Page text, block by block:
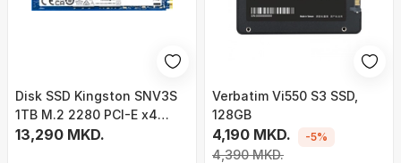
Disk SSD Kingston SNV3S
1TB M.2 2280 PCI-E x4
Gen4 NVMe
13,290 MKD.
Verbatim Vi550 S3 SSD,
128GB
4,190 MKD.
4,390 MKD.
-5%